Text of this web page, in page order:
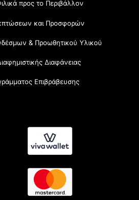
προς το Περιβάλλον
και Προσφορών
& Προωθητικού Υλικού
Διαφάνειας
Επιβράβευσης